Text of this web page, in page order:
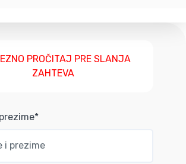
PROČITAJ PRE SLANJA
ZAHTEVA